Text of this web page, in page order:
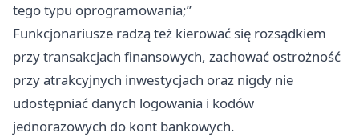
tego typu oprogramowania;”
Funkcjonariusze radzą też kierować się rozsądkiem
przy transakcjach finansowych, zachować ostrożność
przy atrakcyjnych inwestycjach oraz nigdy nie
udostępniać danych logowania i kodów
jednorazowych do kont bankowych.